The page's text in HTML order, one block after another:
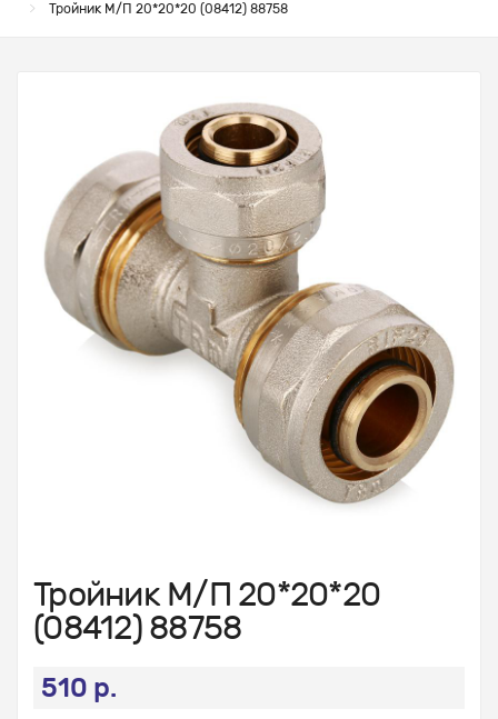
Тройник М/П 20*20*20 (08412) 88758
Тройник М/П 20*20*20
(08412) 88758
510 р.